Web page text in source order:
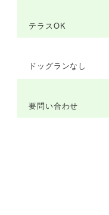
テラスOK
ドッグランなし
要問い合わせ